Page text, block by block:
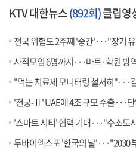
KTV 대한뉴스(892회)클립영
전국 위험도 2주째 '중간'···"장기
사적모임 6명까지···마트·학원 방
"먹는 치료제 모니터링 철저히"···
'천궁-Ⅱ' UAE에 4조 규모 수출···
'스마트 시티' 협력 기대···"수소도
두바이엑스포 '한국의 날'···"2030